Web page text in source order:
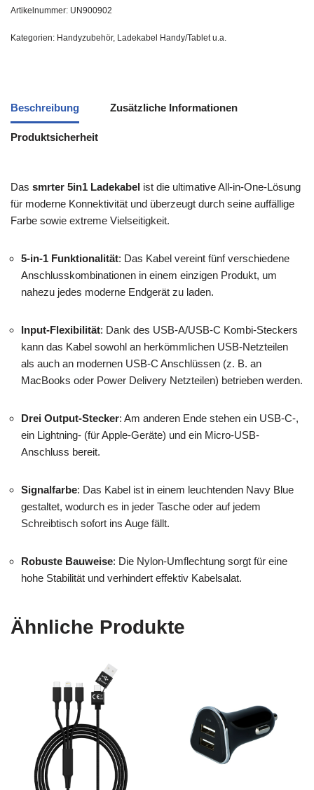
Artikelnummer: UN900902
Kategorien: Handyzubehör, Ladekabel Handy/Tablet u.a.
Beschreibung Zusätzliche Informationen
Produktsicherheit
Das smrter 5in1 Ladekabel ist die ultimative All-in-One-Lösung
für moderne Konnektivität und überzeugt durch seine auffällige
Farbe sowie extreme Vielseitigkeit.
5-in-1 Funktionalität: Das Kabel vereint fünf verschiedene
Anschlusskombinationen in einem einzigen Produkt, um
nahezu jedes moderne Endgerät zu laden.
Input-Flexibilität: Dank des USB-A/USB-C Kombi-Steckers
kann das Kabel sowohl an herkömmlichen USB-Netzteilen
als auch an modernen USB-C Anschlüssen (z. B. an
MacBooks oder Power Delivery Netzteilen) betrieben werden.
Drei Output-Stecker: Am anderen Ende stehen ein USB-C-,
ein Lightning- (für Apple-Geräte) und ein Micro-USB-
Anschluss bereit.
Signalfarbe: Das Kabel ist in einem leuchtenden Navy Blue
gestaltet, wodurch es in jeder Tasche oder auf jedem
Schreibtisch sofort ins Auge fällt.
Robuste Bauweise: Die Nylon-Umflechtung sorgt für eine
hohe Stabilität und verhindert effektiv Kabelsalat.
Ähnliche Produkte